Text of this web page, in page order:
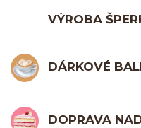
VÝROBA
DÁRKOVÉ
DOPRAVA